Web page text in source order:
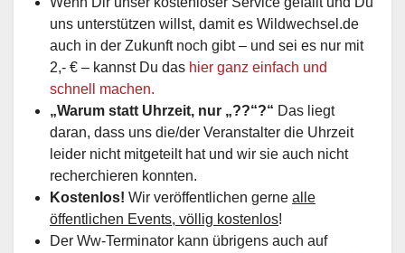
uns unterstützen willst, damit es Wildwechsel.de
auch in der Zukunft noch gibt – und sei es nur mit
2,- € – kannst Du das hier ganz einfach und
schnell machen.
„Warum statt Uhrzeit, nur „??“?“ Das liegt
daran, dass uns die/der Veranstalter die Uhrzeit
leider nicht mitgeteilt hat und wir sie auch nicht
recherchieren konnten.
Kostenlos! Wir veröffentlichen gerne alle
öffentlichen Events, völlig kostenlos!
Der Ww-Terminator kann übrigens auch auf